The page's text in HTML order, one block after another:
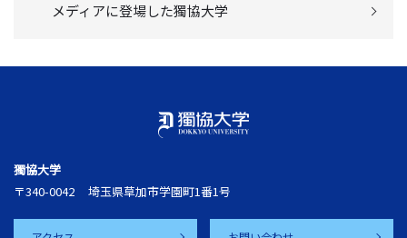
メディアに登場した獨協大学
獨協大学
〒340-0042
埼玉県草加市学園町1番1号